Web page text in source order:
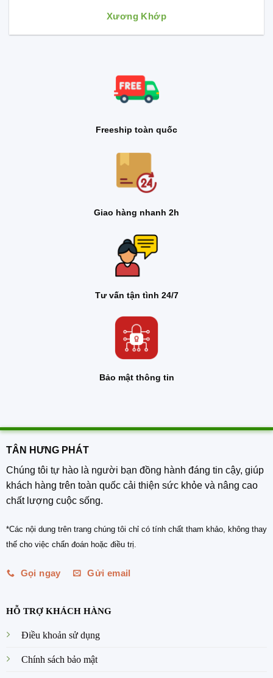
Xương Khớp
Freeship toàn quốc
Giao hàng nhanh 2h
Tư vấn tận tình 24/7
Bảo mật thông tin
TÂN HƯNG PHÁT
Chúng tôi tự hào là người bạn đồng hành đáng tin cậy, giúp
khách hàng trên toàn quốc cải thiện sức khỏe và nâng cao
chất lượng cuộc sống.
*Các nội dung trên trang chúng tôi chỉ có tính chất tham khảo, không thay
thế cho việc chẩn đoán hoặc điều trị.
Gọi ngay Gửi email
HỖ TRỢ KHÁCH HÀNG
Điều khoản sử dụng
Chính sách bảo mật